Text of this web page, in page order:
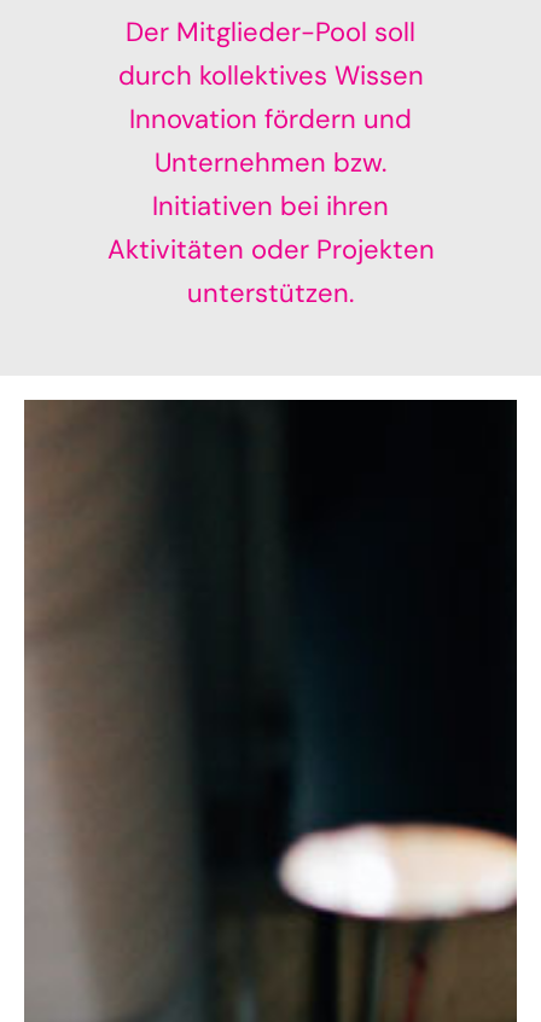
Der Mitglieder-Pool soll
durch kollektives Wissen
Innovation fördern und
Unternehmen bzw.
Initiativen bei ihren
Aktivitäten oder Projekten
unterstützen.